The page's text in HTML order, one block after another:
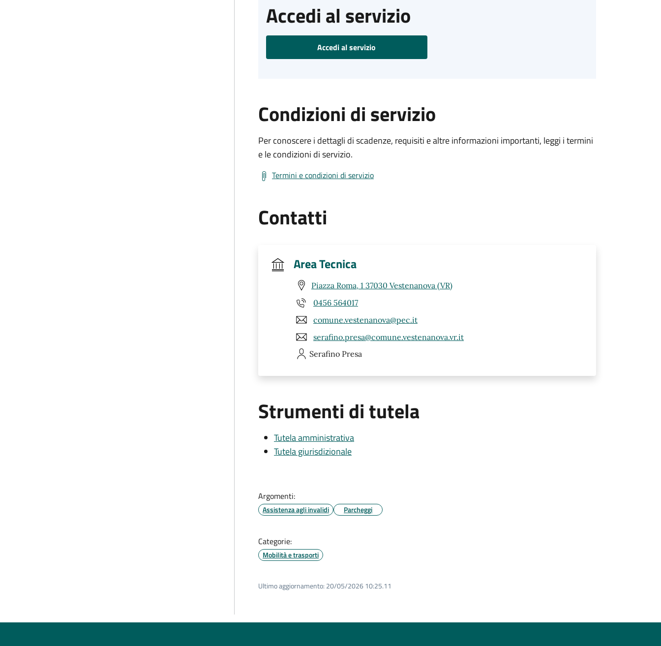
Accedi al servizio
Accedi al servizio
Condizioni di servizio
Per conoscere i dettagli di scadenze, requisiti e altre informazioni importanti, leggi i termini
e le condizioni di servizio.
Termini e condizioni di servizio
Contatti
Area Tecnica
Piazza Roma, 1 37030 Vestenanova (VR)
0456 564017
comune.vestenanova@pec.it
serafino.presa@comune.vestenanova.vr.it
Serafino Presa
Strumenti di tutela
Tutela amministrativa
Tutela giurisdizionale
Argomenti:
Assistenza agli invalidi Parcheggi
Categorie:
Mobilità e trasporti
Ultimo aggiornamento: 20/05/2026 10:25.11